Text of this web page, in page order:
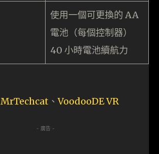
使用一個可更換的 AA
電池（每個控制器）
40 小時電池續航力
MrTechcat 、VoodooDE VR
- 廣告 -